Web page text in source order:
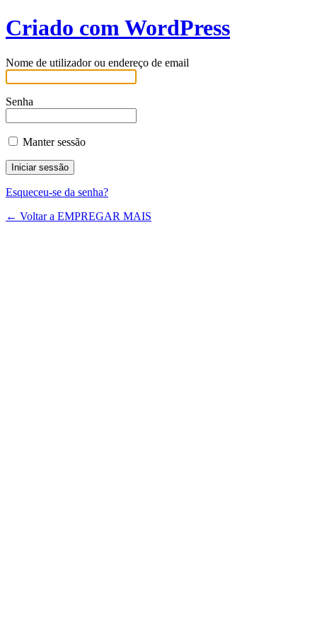
Criado com WordPress
Nome de utilizador ou endereço de email
Senha
Manter sessão
Esqueceu-se da senha?
← Voltar a EMPREGAR MAIS